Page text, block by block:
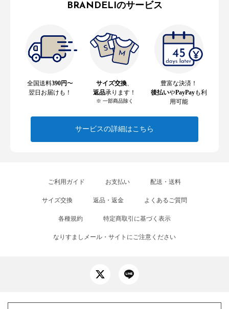
BRANDELIのサービス
全国送料390円〜
翌日お届けも！
サイズ交換
返品承ります！
※ 一部商品除く
豊富な決済！
後払いやPayPayも利
用可能
サービスの詳細はこちら
ご利用ガイド お支払い 配送・送料
サイズ交換 返品・返金 よくあるご質問
各種規約 特定商取引に基づく表示
なりすましメール・サイトにご注意ください